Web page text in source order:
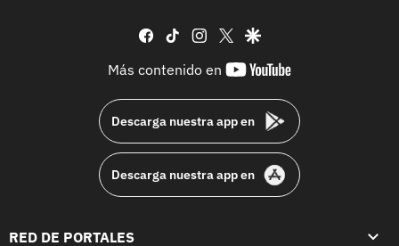
facebook
tiktok instagram
twittergoogle
Más contenido en
youtube-
Descarga nuestra app en
Descarga nuestra app en
RED DE PORTALES